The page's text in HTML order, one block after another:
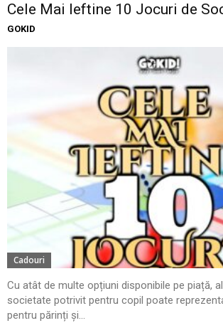
Cele Mai Ieftine 10 Jocuri de
GOKID
Cadouri
Cu atât de multe opțiuni disponibile pe piață,
societate potrivit pentru copil poate
pentru părinți și...